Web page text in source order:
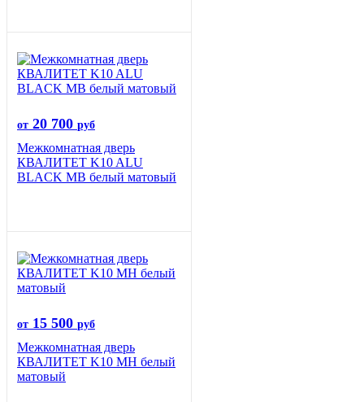
от 20 700 руб
Межкомнатная дверь
КВАЛИТЕТ K10 ALU
BLACK MB белый матовый
от 15 500 руб
Межкомнатная дверь
КВАЛИТЕТ K10 MH белый
матовый